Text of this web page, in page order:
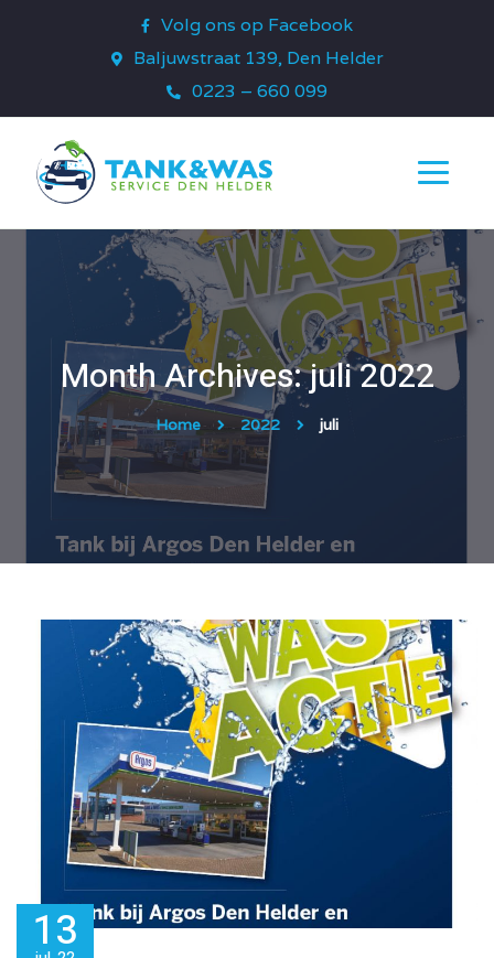
Volg ons op Facebook
Baljuwstraat 139, Den Helder
0223 – 660 099
Month Archives: juli 2022
Home 2022 juli
13